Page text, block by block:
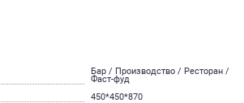
Бар / Производство / Ресторан /
Фаст-фуд
450*450*870